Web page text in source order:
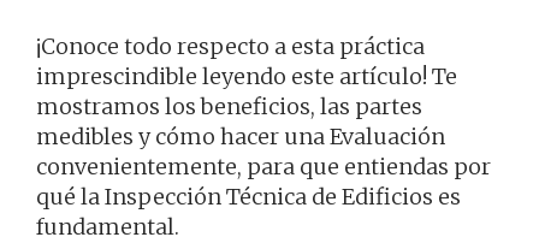
¡Conoce todo respecto a esta práctica
imprescindible leyendo este artículo! Te
mostramos los beneficios, las partes
medibles y cómo hacer una Evaluación
convenientemente, para que entiendas por
qué la Inspección Técnica de Edificios es
fundamental.